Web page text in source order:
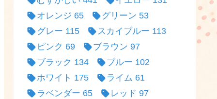
オレンジ 65 グリーン 53
グレー 115 スカイブルー 113
ピンク 69 ブラウン 97
ブラック 134 ブルー 102
ホワイト 175 ライム 61
ラベンダー 65 レッド 97